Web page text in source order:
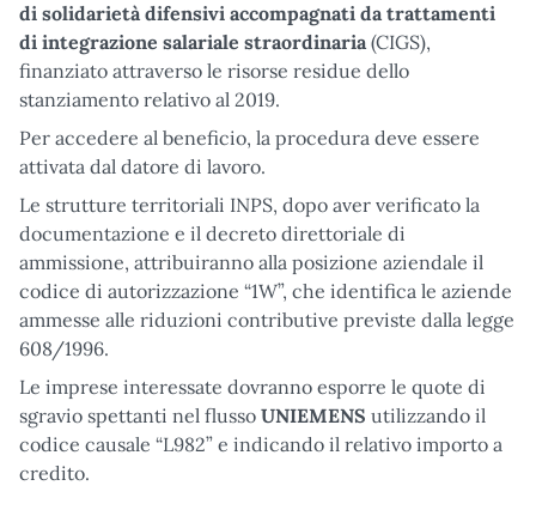
di solidarietà difensivi accompagnati da trattamenti
di integrazione salariale straordinaria (CIGS),
finanziato attraverso le risorse residue dello
stanziamento relativo al 2019.
Per accedere al beneficio, la procedura deve essere
attivata dal datore di lavoro.
Le strutture territoriali INPS, dopo aver verificato la
documentazione e il decreto direttoriale di
ammissione, attribuiranno alla posizione aziendale il
codice di autorizzazione “1W”, che identifica le aziende
ammesse alle riduzioni contributive previste dalla legge
608/1996.
Le imprese interessate dovranno esporre le quote di
sgravio spettanti nel flusso UNIEMENS utilizzando il
codice causale “L982” e indicando il relativo importo a
credito.